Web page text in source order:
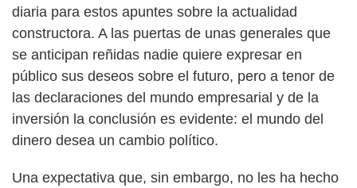
diaria para estos apuntes sobre la actualidad
constructora. A las puertas de unas generales que
se anticipan reñidas nadie quiere expresar en
público sus deseos sobre el futuro, pero a tenor de
las declaraciones del mundo empresarial y de la
inversión la conclusión es evidente: el mundo del
dinero desea un cambio político.
Una expectativa que, sin embargo, no les ha hecho